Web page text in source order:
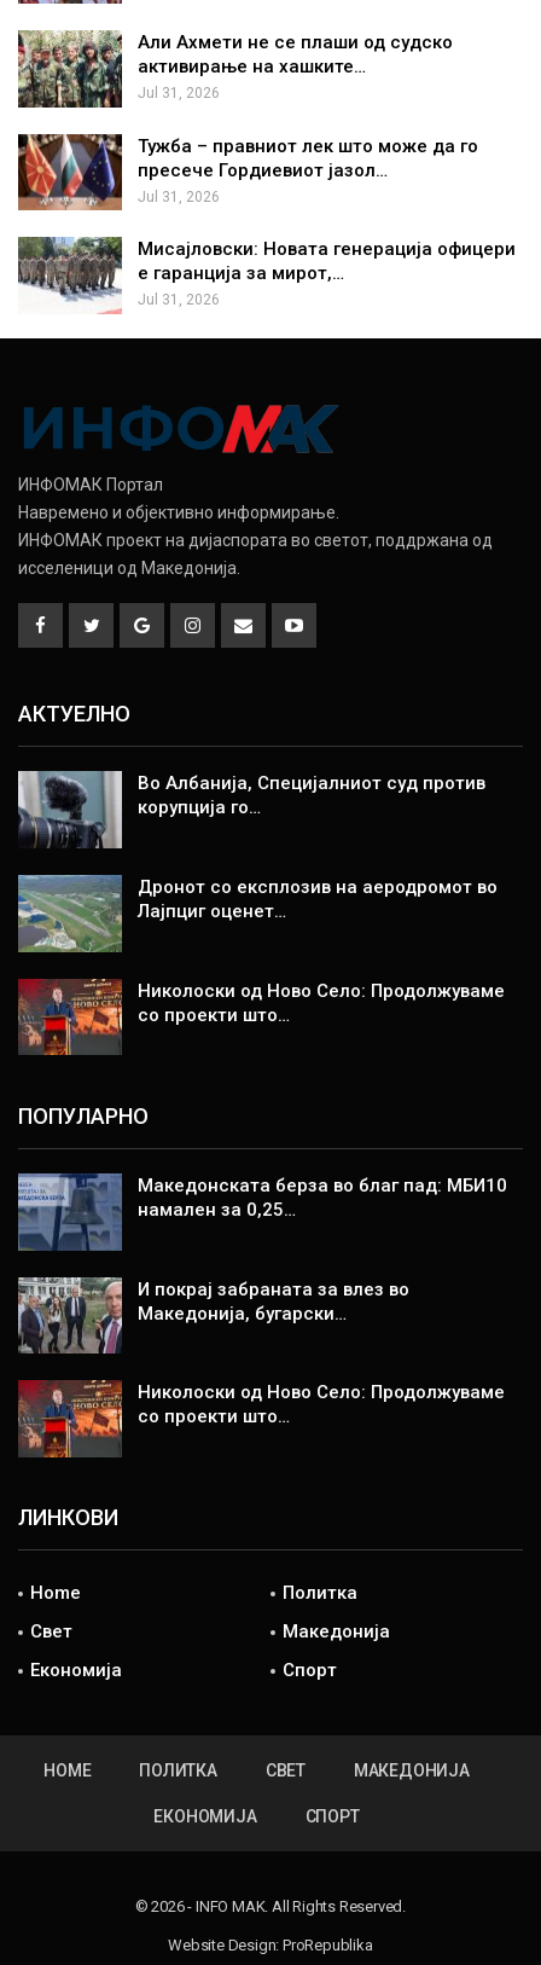
Али Ахмети не се плаши од судско
активирање на хашките…
Jul 31, 2026
Тужба – правниот лек што може да го
пресече Гордиевиот јазол…
Jul 31, 2026
Мисајловски: Новата генерација офицери
е гаранција за мирот,…
Jul 31, 2026
ИНФОМАК Портал
Навремено и објективно информирање.
ИНФОМАК проект на дијаспората во светот, поддржана од
исселеници од Македонија.
АКТУЕЛНО
Во Албанија, Специјалниот суд против
корупција го…
Дронот со експлозив на аеродромот во
Лајпциг оценет…
Николоски од Ново Село: Продолжуваме
со проекти што…
ПОПУЛАРНО
Македонската берза во благ пад: МБИ10
намален за 0,25…
И покрај забраната за влез во
Македонија, бугарски…
Николоски од Ново Село: Продолжуваме
со проекти што…
ЛИНКОВИ
Home
Политка
Свет
Македонија
Економија
Спорт
HOME ПОЛИТКА СВЕТ МАКЕДОНИЈА
ЕКОНОМИЈА СПОРТ
© 2026 - INFO MAK. All Rights Reserved.
Website Design:ProRepublika